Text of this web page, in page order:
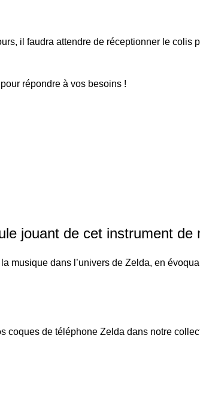
il faudra attendre de réceptionner le colis
répondre à vos besoins !
jouant de cet instrument de
musique dans l’univers de Zelda, en
coques de téléphone Zelda dans notre